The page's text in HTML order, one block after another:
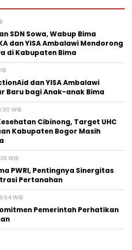
SDN Sowa, Wabup Bima
dan YISA Ambalawi Mendorong
di Kabupaten Bima
dan YISA Ambalawi
Baru bagi Anak-anak Bima
WIB
Cibinong, Target UHC
Kabupaten Bogor Masih
WIB
PWRI, Pentingnya Sinergitas
Pertanahan
WIB
Pemerintah Perhatikan